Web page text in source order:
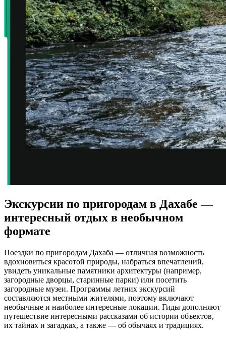
Экскурсии по пригородам в Дахабе —
интересный отдых в необычном
формате
Поездки по пригородам Дахаба — отличная возможность
вдохновиться красотой природы, набраться впечатлений,
увидеть уникальные памятники архитектуры (например,
загородные дворцы, старинные парки) или посетить
загородные музеи. Программы летних экскурсий
составляются местными жителями, поэтому включают
необычные и наиболее интересные локации. Гиды дополняют
путешествие интересными рассказами об истории объектов,
их тайнах и загадках, а также — об обычаях и традициях.